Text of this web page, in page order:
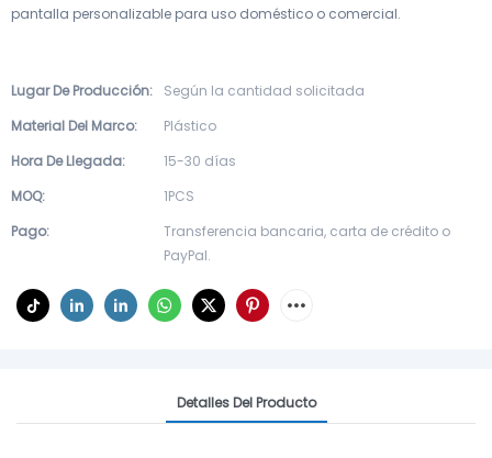
pantalla personalizable para uso doméstico o comercial.
Lugar De Producción:
Según la cantidad solicitada
Material Del Marco:
Plástico
Hora De Llegada:
15-30 días
MOQ:
1PCS
Pago:
Transferencia bancaria, carta de crédito o
PayPal.
Detalles Del Producto